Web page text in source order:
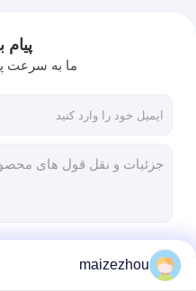
پیام
ما به سرعت
maizezhou